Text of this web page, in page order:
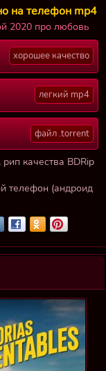
на телефон mp4
2020 про любовь
хорошее качество
легкий mp4
файл .torrent
качества BDRip
телефон (андроид